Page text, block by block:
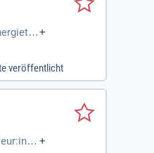
+
veröffentlicht
fü +